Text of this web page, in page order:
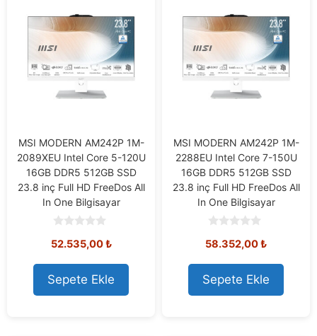
MSI MODERN AM242P 1M-
2089XEU Intel Core 5-120U
16GB DDR5 512GB SSD
23.8 inç Full HD FreeDos All
In One Bilgisayar
o
t
o
f
5
52.535,00₺
Sepete Ekle
MSI MODERN AM242P 1M-
2288EU Intel Core 7-150U
16GB DDR5 512GB SSD
23.8 inç Full HD FreeDos All
In One Bilgisayar
o
t
o
f
5
58.352,00₺
Sepete Ekle